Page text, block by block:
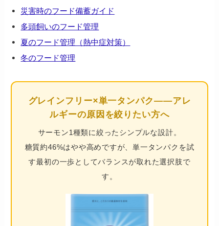
災害時のフード備蓄ガイド
多頭飼いのフード管理
夏のフード管理（熱中症対策）
冬のフード管理
グレインフリー×単一タンパク——アレ
ルギーの原因を絞りたい方へ
サーモン1種類に絞ったシンプルな設計。
糖質約46%はやや高めですが、単一タンパクを試
す最初の一歩としてバランスが取れた選択肢で
す。